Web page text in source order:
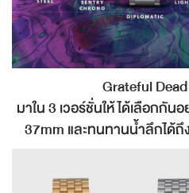
Grateful
มาใน 3 เวอร์ชั่นให้ได้เลือกกั
37mm และทนทานน้ำลึกได้ถึ